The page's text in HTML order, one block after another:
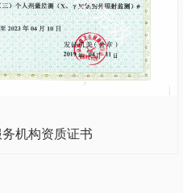
机构资质证书